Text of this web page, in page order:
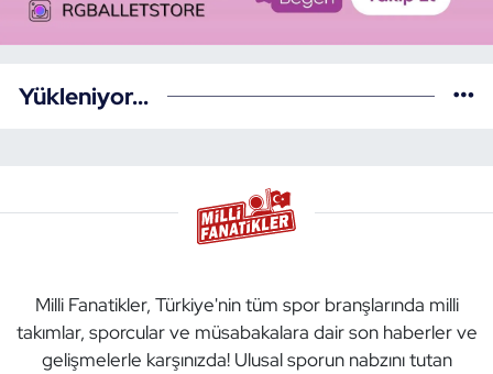
Yükleniyor...
Milli Fanatikler, Türkiye'nin tüm spor branşlarında milli
takımlar, sporcular ve müsabakalara dair son haberler ve
gelişmelerle karşınızda! Ulusal sporun nabzını tutan